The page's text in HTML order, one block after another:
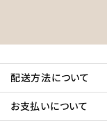
配送方法について
お支払いについて